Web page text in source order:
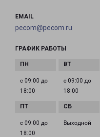
EMAIL
pecom@pecom.ru
ГРАФИК РАБОТЫ
с 09:00 до
18:00
с 09:00 до
18:00
с 09:00 до
18:00
Выходной